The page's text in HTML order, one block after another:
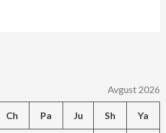
Avgust 2026
Ch Pa Ju Sh Ya